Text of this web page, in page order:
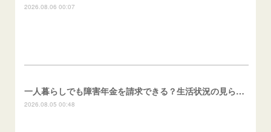
2026.08.06 00:07
一人暮らしでも障害年金を請求できる？生活状況の見られ方
2026.08.05 00:48